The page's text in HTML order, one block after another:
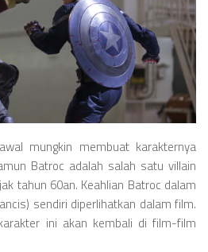
mungkin membuat karakternya
Batroc adalah salah satu villain
tahun 60an. Keahlian Batroc dalam
sendiri diperlihatkan dalam film.
ini akan kembali di film-film